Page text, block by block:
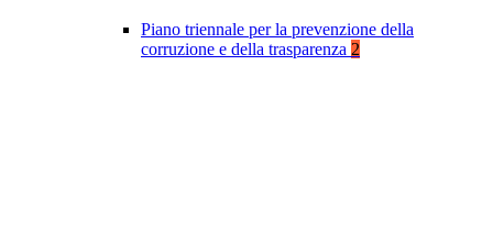
Piano triennale per la prevenzione della
corruzione e della trasparenza 2